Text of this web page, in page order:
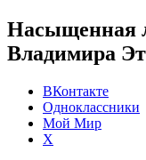
Насыщенная
Владимира
ВКонтакте
Одноклассники
Мой Мир
X